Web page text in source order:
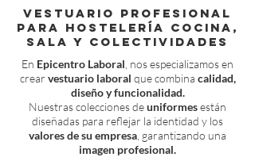
Vestuario Profesional
para Hostelería Cocina,
Sala y Colectividades
En Epicentro Laboral , nos especializamos en
crear vestuario laboral que combina calidad,
diseño y funcionalidad.
Nuestras colecciones deuniformesestán
diseñadas para reflejar la identidad y los
valores de su empresa , garantizando una
imagen profesional.